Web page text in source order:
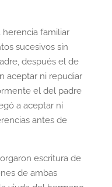
familiar
sucesivos sin
después el de
aceptar ni repudiar
el del padre
a aceptar ni
antes de
escritura de
de ambas